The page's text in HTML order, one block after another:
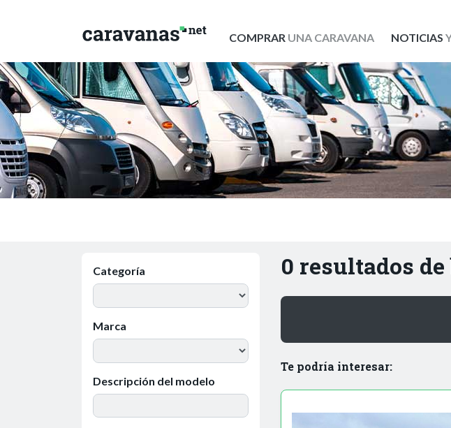
COMPRARUNA CARAVANA NOTICIAS
Categoría
Marca
Descripción del modelo
0 resultados
Te podría interesar: